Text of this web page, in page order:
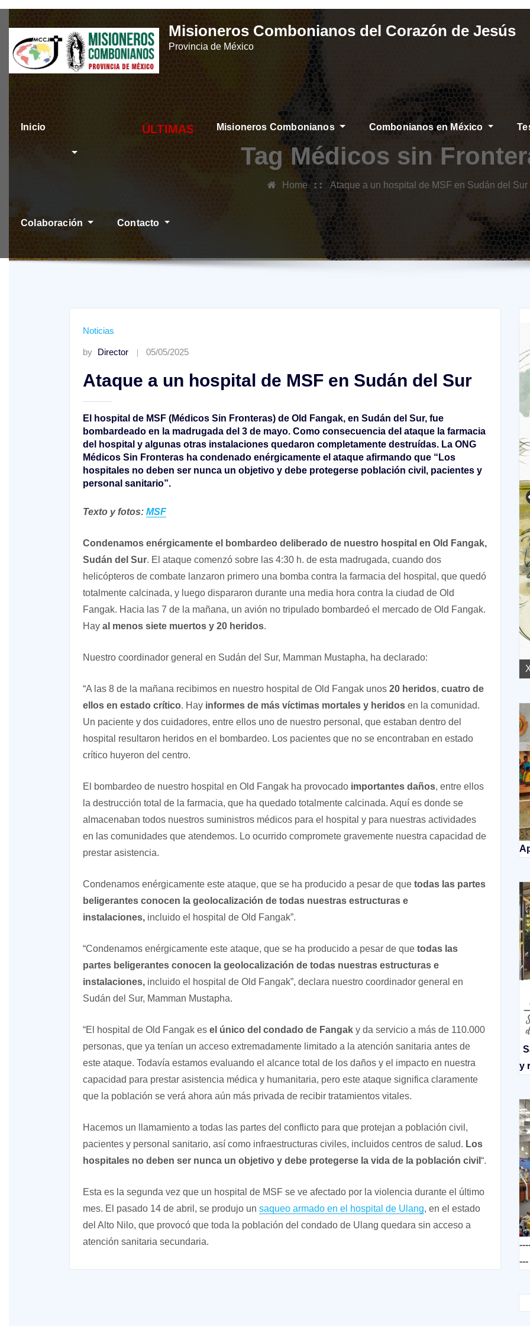
Skip
content
Misioneros Combonianos del Corazón de Jesús
Provincia de México
Inicio ÚLTIMAS NOTICIAS Misioneros Combonianos Combonianos en México
Colaboración Contacto
Tag Médicos sin
Home Ataque a un hospital de MSF en Sudán del Sur
Noticias
by Director 05/05/2025
Ataque a un hospital de MSF en Sudán del Sur
El hospital de MSF (Médicos Sin Fronteras) de Old Fangak, en Sudán del Sur, fue
bombardeado en la madrugada del 3 de mayo. Como consecuencia del ataque la farmacia
del hospital y algunas otras instalaciones quedaron completamente destruídas. La ONG
Médicos Sin Fronteras ha condenado enérgicamente el ataque afirmando que “Los
hospitales no deben ser nunca un objetivo y debe protegerse población civil, pacientes y
personal sanitario”.
Texto y fotos: MSF
Condenamos enérgicamente el bombardeo deliberado de nuestro hospital en Old Fangak,
Sudán del Sur. El ataque comenzó sobre las 4:30 h. de esta madrugada, cuando dos
helicópteros de combate lanzaron primero una bomba contra la farmacia del hospital, que quedó
totalmente calcinada, y luego dispararon durante una media hora contra la ciudad de Old
Fangak. Hacia las 7 de la mañana, un avión no tripulado bombardeó el mercado de Old Fangak.
Hay al menos siete muertos y 20 heridos.
Nuestro coordinador general en Sudán del Sur, Mamman Mustapha, ha declarado:
“A las 8 de la mañana recibimos en nuestro hospital de Old Fangak unos 20 heridos, cuatro de
ellos en estado crítico. Hay informes de más víctimas mortales y heridos en la comunidad.
Un paciente y dos cuidadores, entre ellos uno de nuestro personal, que estaban dentro del
hospital resultaron heridos en el bombardeo. Los pacientes que no se encontraban en estado
crítico huyeron del centro.
El bombardeo de nuestro hospital en Old Fangak ha provocado importantes daños, entre ellos
la destrucción total de la farmacia, que ha quedado totalmente calcinada. Aquí es donde se
almacenaban todos nuestros suministros médicos para el hospital y para nuestras actividades
en las comunidades que atendemos. Lo ocurrido compromete gravemente nuestra capacidad de
prestar asistencia.
Condenamos enérgicamente este ataque, que se ha producido a pesar de que todas las partes
beligerantes conocen la geolocalización de todas nuestras estructuras e
instalaciones, incluido el hospital de Old Fangak”.
“Condenamos enérgicamente este ataque, que se ha producido a pesar de que todas las
partes beligerantes conocen la geolocalización de todas nuestras estructuras e
instalaciones, incluido el hospital de Old Fangak”, declara nuestro coordinador general en
Sudán del Sur, Mamman Mustapha.
“El hospital de Old Fangak es el único del condado de Fangak y da servicio a más de 110.000
personas, que ya tenían un acceso extremadamente limitado a la atención sanitaria antes de
este ataque. Todavía estamos evaluando el alcance total de los daños y el impacto en nuestra
capacidad para prestar asistencia médica y humanitaria, pero este ataque significa claramente
que la población se verá ahora aún más privada de recibir tratamientos vitales.
Hacemos un llamamiento a todas las partes del conflicto para que protejan a población civil,
pacientes y personal sanitario, así como infraestructuras civiles, incluidos centros de salud. Los
hospitales no deben ser nunca un objetivo y debe protegerse la vida de la población civil “.
Esta es la segunda vez que un hospital de MSF se ve afectado por la violencia durante el último
mes. El pasado 14 de abril, se produjo un saqueo armado en el hospital de Ulang, en el estado
del Alto Nilo, que provocó que toda la población del condado de Ulang quedara sin acceso a
atención sanitaria secundaria.
y
---